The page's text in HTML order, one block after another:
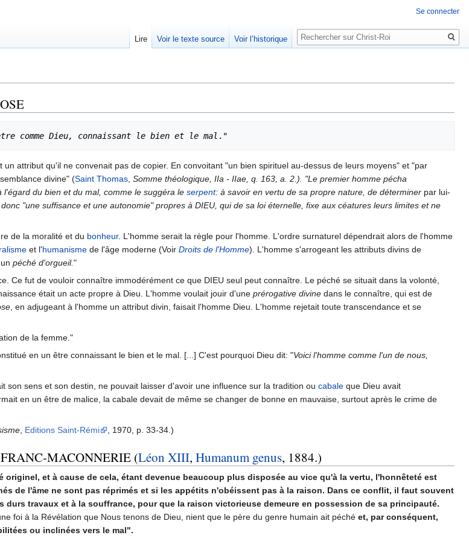
comme Dieu, connaissant le bien et le mal
attribut qu'il ne convenait pas de copier. En convoitant "un bien spirituel au-dessus de leurs moyens" et "par
divine" (Saint Thomas Somme théologique, IIa - IIae, q. 163, a. 2.). "Le premier homme pécha
du bien et du mal, comme le suggéra le serpent: à savoir en vertu de sa propre nature, de déterminer par lui-
"une suffisance et une autonomie" propres à DIEU, qui de sa loi éternelle, fixe aux céatures leurs limites et ne
de la moralité et du bonheur. L'homme serait la règle pour l'homme. L'ordre surnaturel dépendrait alors de l'homme
et l'humanisme de l'âge moderne (Voir Droits de l'Homme). L'homme s'arrogeant les attributs divins de
péché d'orgueil."
Ce fut de vouloir connaître immodérément ce que DIEU seul peut connaître. Le péché se situait dans la volonté,
était un acte propre à Dieu. L'homme voulait jouir d'une prérogative divine dans le connaître, qui est de
, en adjugeant à l'homme un attribut divin, faisait l'homme Dieu. L'homme rejetait toute transcendance et se
de la femme."
en un être connaissant le bien et le mal. [...] C'est pourquoi Dieu dit: "Voici l'homme comme l'un de nous,
son sens et son destin, ne pouvait laisser d'avoir une influence sur la tradition ou cabale que Dieu avait
en un être de malice, la cabale devait de même se changer de bonne en mauvaise, surtout après le crime de
Editions Saint-Rémi , 1970, p. 33-34.)
MACONNERIE (Léon XIII, Humanum genus, 1884.)
originel, et à cause de cela, étant devenue beaucoup plus disposée au vice qu'à la vertu, l'honnêteté est
de l'âme ne sont pas réprimés et si les appétits n'obéissent pas à la raison. Dans ce conflit, il faut souvent
durs travaux et à la souffrance, pour que la raison victorieuse demeure en possession de sa principauté.
foi à la Révélation que Nous tenons de Dieu, nient que le père du genre humain ait péché et, par conséquent,
ou inclinées vers le mal".
Se connecter
Lire Voir le texte source Voir l’historique
Rechercher